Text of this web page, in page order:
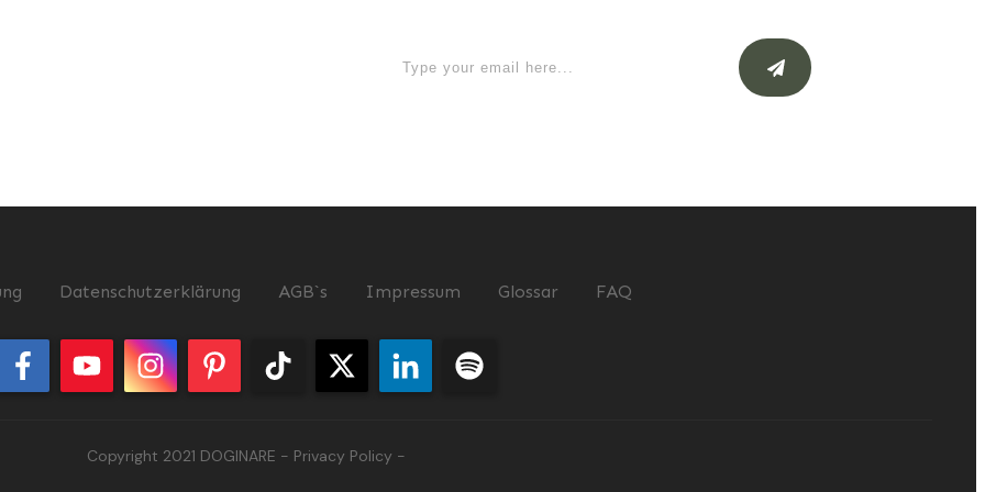
Datenschutzerklärung AGB`s Impressum Glossar FAQ
Copyright 2021 DOGINARE - Privacy Policy -